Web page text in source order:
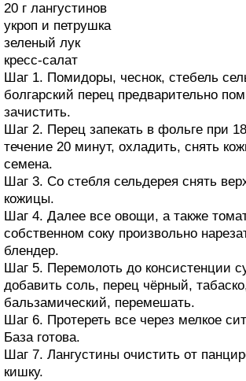
20 г лангустинов
укроп и петрушка
зеленый лук
кресс-салат
Шаг 1. Помидоры, чеснок, стебель
болгарский перец предварительно
зачистить.
Шаг 2. Перец запекать в фольге при
течение 20 минут, охладить, снять
семена.
Шаг 3. Со стебля сельдерея снять
кожицы.
Шаг 4. Далее все овощи, а также
собственном соку произвольно
блендер.
Шаг 5. Перемолоть до консистенции
добавить соль, перец чёрный,
бальзамический, перемешать.
Шаг 6. Протереть все через мелкое
База готова.
Шаг 7. Лангустины очистить от
кишку.